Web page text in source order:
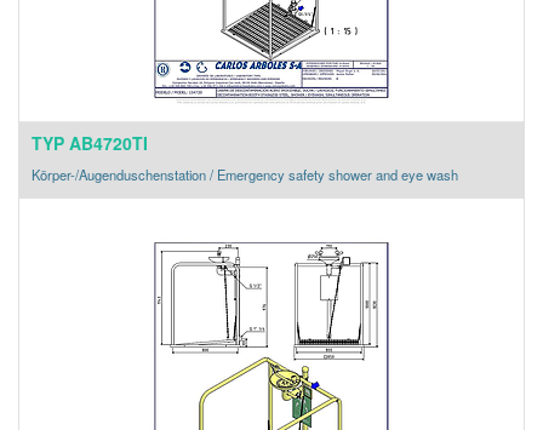
TYP AB4720TI
Körper-/Augenduschenstation / Emergency safety shower and eye wash